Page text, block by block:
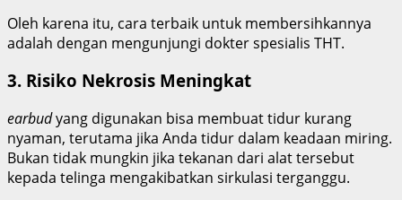
Oleh karena itu, cara terbaik untuk membersihkannya
adalah dengan mengunjungi dokter spesialis THT.
3. Risiko Nekrosis Meningkat
earbudyang digunakan bisa membuat tidur kurang
nyaman, terutama jika Anda tidur dalam keadaan miring.
Bukan tidak mungkin jika tekanan dari alat tersebut
kepada telinga mengakibatkan sirkulasi terganggu.